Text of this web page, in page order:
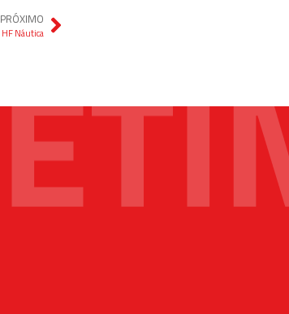
PRÓXIMO
HF Náutica